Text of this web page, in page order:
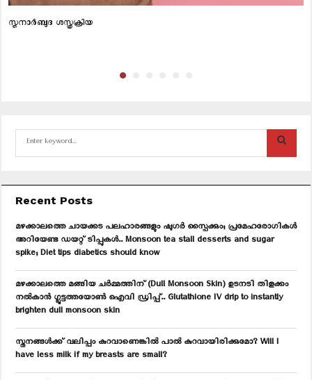
സ്തനാർബുദ ശസ്ത്രക്രിയ
c
f
o
r
:
A
C
Recent Posts
മഴക്കാലത്തെ ചായക്കട പലഹാരങ്ങളും ഷുഗർ സ്പൈക്കും; പ്രമേഹരോഗികൾ
അറിയേണ്ട ഡയറ്റ് ടിപ്പുകൾ.. Monsoon tea stall desserts and sugar
spike; Diet tips diabetics should know
മഴക്കാലത്തെ മങ്ങിയ ചർമ്മത്തിന് (Dull Monsoon Skin) ഉടനടി തിളക്കം
നൽകാൻ ഗ്ലൂട്ടത്തയോൺ ഐവി ഡ്രിപ്പ്.. Glutathione IV drip to instantly
brighten dull monsoon skin
സ്തനങ്ങൾക്ക് വലിപ്പം കുറവാണെങ്കിൽ പാൽ കുറവായിരിക്കുമോ? Will I
have less milk if my breasts are small?